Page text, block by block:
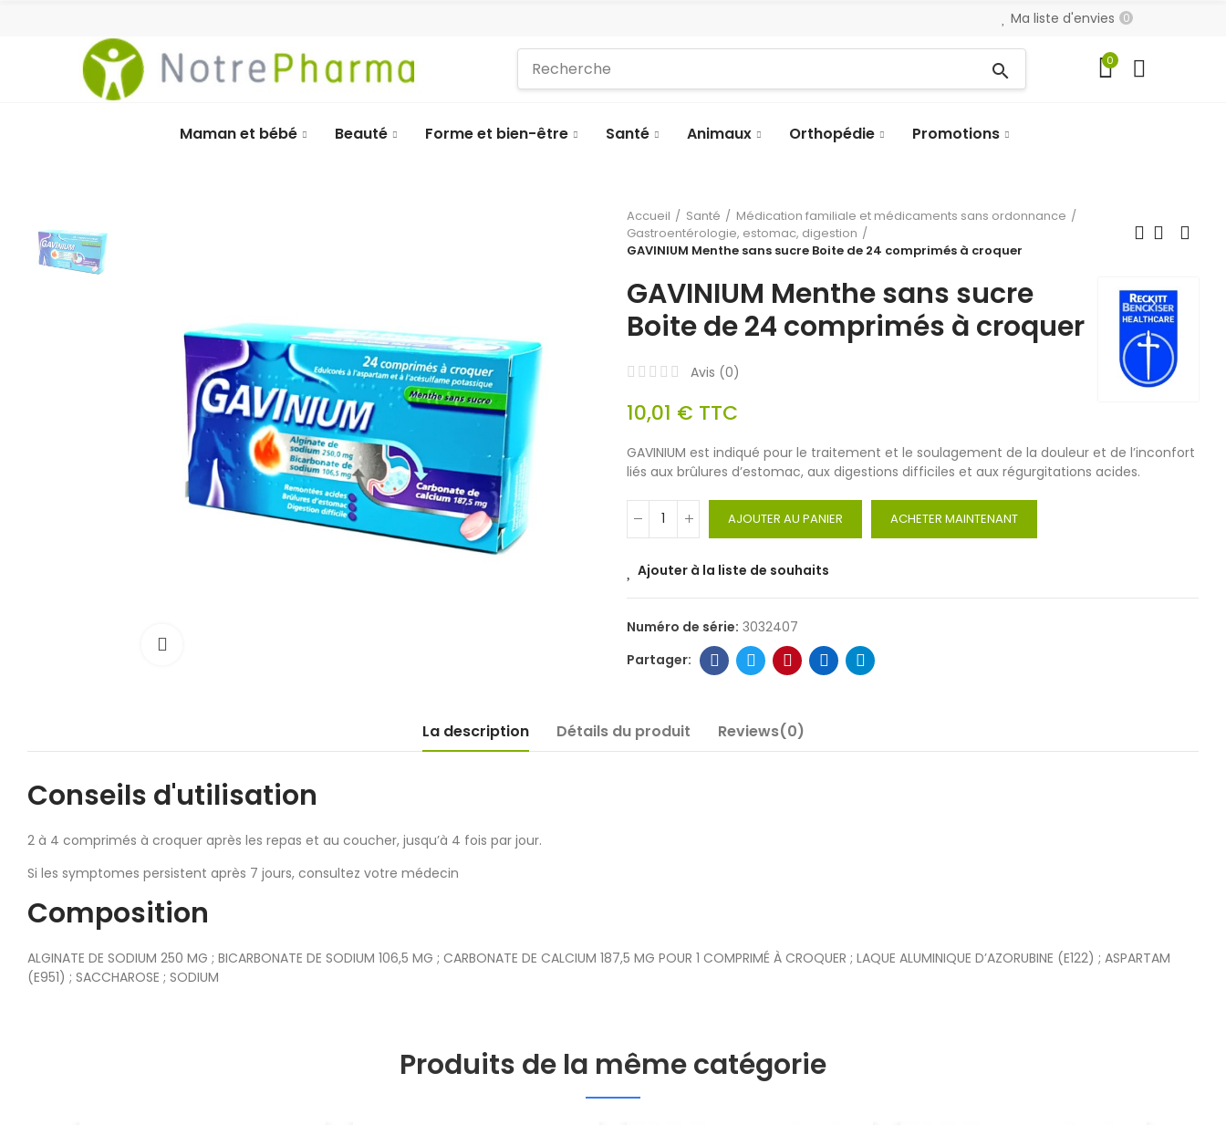
Ma liste d'envies 0
search 0
Maman et bébé Beauté Forme et bien-être Santé Animaux Orthopédie Promotions
Accueil Santé
Médication familiale et médicaments sans ordonnance
Gastroentérologie, estomac, digestion
GAVINIUM Menthe sans sucre Boite de 24 comprimés à croquer
GAVINIUM Menthe sans sucre
Boite de 24 comprimés à croquer
Avis (0)
10,01 € TTC
GAVINIUM est indiqué pour le traitement et le soulagement de la douleur et de l’inconfort
liés aux brûlures d’estomac, aux digestions difficiles et aux régurgitations acides.
AJOUTER AU PANIER ACHETER MAINTENANT
Ajouter à la liste de souhaits
Numéro de série: 3032407
La description Détails du produit Reviews(0)
Conseils d'utilisation
2 à 4 comprimés à croquer après les repas et au coucher, jusqu’à 4 fois par jour.
Si les symptomes persistent après 7 jours, consultez votre médecin
Composition
ALGINATE DE SODIUM 250 MG ; BICARBONATE DE SODIUM 106,5 MG ; CARBONATE DE CALCIUM 187,5 MG POUR 1 COMPRIMÉ À CROQUER ; LAQUE ALUMINIQUE D’AZORUBINE (E122) ; ASPARTAM
(E951) ; SACCHAROSE ; SODIUM
Produits de la même catégorie